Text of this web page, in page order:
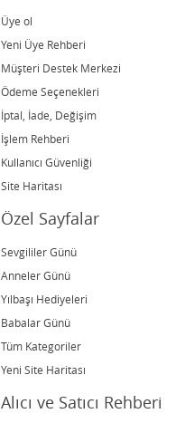
Üye ol
Yeni Üye Rehberi
Müşteri Destek Merkezi
Ödeme Seçenekleri
İptal, İade, Değişim
İşlem Rehberi
Kullanıcı Güvenliği
Site Haritası
Özel Sayfalar
Sevgililer Günü
Anneler Günü
Yılbaşı Hediyeleri
Babalar Günü
Tüm Kategoriler
Yeni Site Haritası
Alıcı ve Satıcı Rehberi